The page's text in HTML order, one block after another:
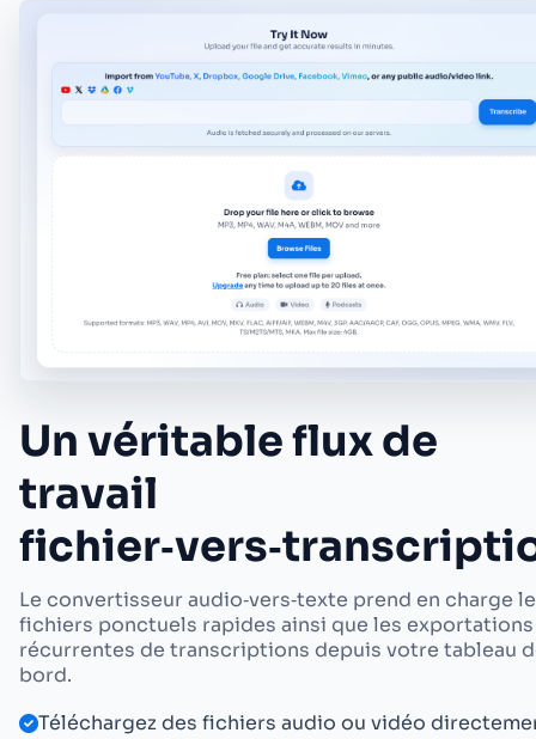
Un véritable flux de
travail
Le convertisseur audio‑vers‑texte prend en charge
fichiers ponctuels rapides ainsi que les exportations
récurrentes de transcriptions depuis votre tableau
bord.
Téléchargez des fichiers audio ou vidéo